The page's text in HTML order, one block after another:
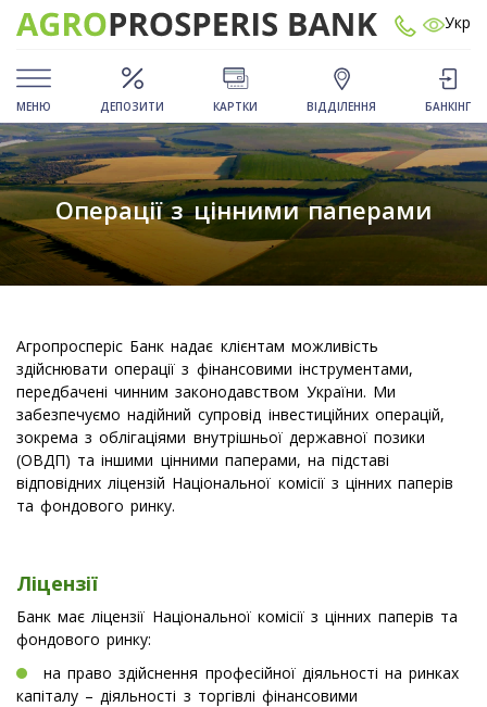
Укр
МЕНЮ ДЕПОЗИТИ КАРТКИ ВІДДІЛЕННЯ БАНКІНГ
Операції з цінними паперами
Агропросперіс Банк надає клієнтам можливість
здійснювати операції з фінансовими інструментами,
передбачені чинним законодавством України. Ми
забезпечуємо надійний супровід інвестиційних операцій,
зокрема з облігаціями внутрішньої державної позики
(ОВДП) та іншими цінними паперами, на підставі
відповідних ліцензій Національної комісії з цінних паперів
та фондового ринку.
Ліцензії
Банк має ліцензії Національної комісії з цінних паперів та
фондового ринку:
на право здійснення професійної діяльності на ринках
капіталу – діяльності з торгівлі фінансовими